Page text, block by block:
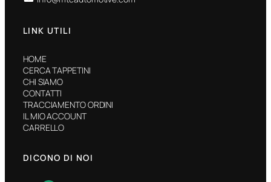
LINK UTILI
HOME
CERCA TAPPETINI
CHI SIAMO
CONTATTI
TRACCIAMENTO ORDINI
IL MIO ACCOUNT
CARRELLO
DICONO DI NOI